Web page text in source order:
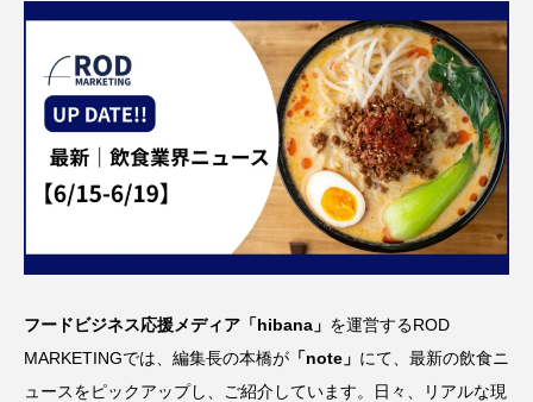
フードビジネス応援メディア「hibana」 を運営するROD
MARKETINGでは、編集長の本橋が 「note 」 にて、最新の飲食ニ
ュースをピックアップし、ご紹介しています。日々、リアルな現